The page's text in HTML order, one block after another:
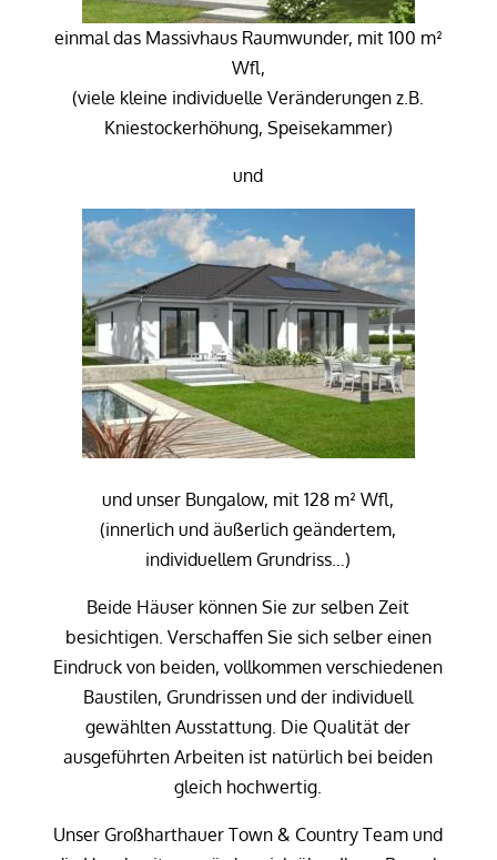
einmal das Massivhaus Raumwunder, mit 100 m²
Wfl,
(viele kleine individuelle Veränderungen z.B.
Kniestockerhöhung, Speisekammer)
und
und unser Bungalow, mit 128 m² Wfl,
(innerlich und äußerlich geändertem,
individuellem Grundriss…)
Beide Häuser können Sie zur selben Zeit
besichtigen. Verschaffen Sie sich selber einen
Eindruck von beiden, vollkommen verschiedenen
Baustilen, Grundrissen und der individuell
gewählten Ausstattung. Die Qualität der
ausgeführten Arbeiten ist natürlich bei beiden
gleich hochwertig.
Unser Großharthauer Town & Country Team und